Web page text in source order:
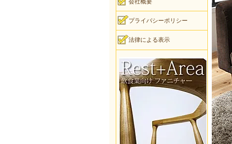
プライバシーポリシー
法律による表示